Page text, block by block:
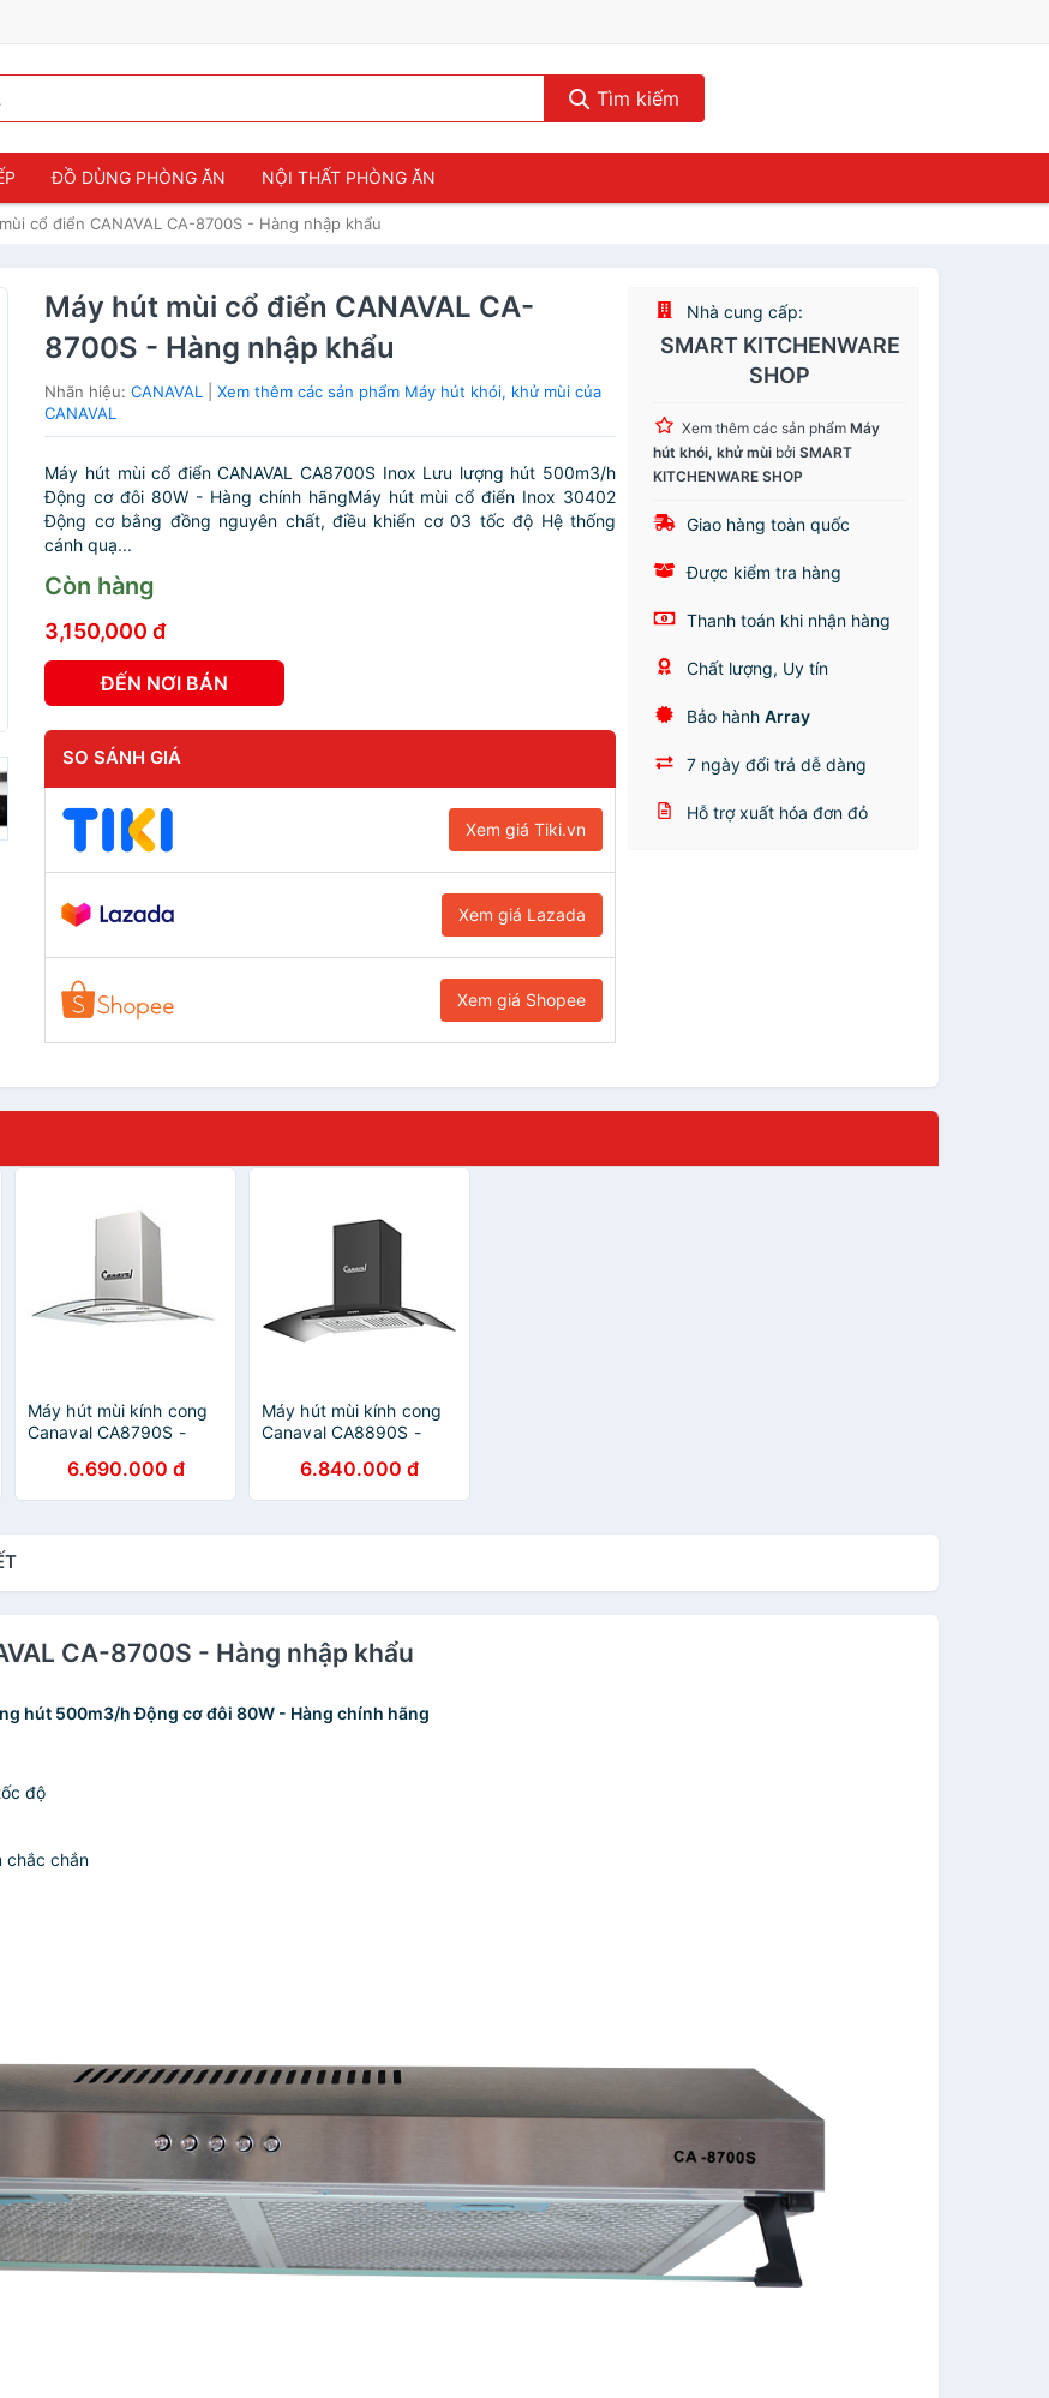
Tìm kiếm
ĐỒ DÙNG PHÒNG ĂN NỘI THẤT PHÒNG ĂN
cổ điển CANAVAL CA-8700S - Hàng nhập khẩu
Máy hút mùi cổ điển CANAVAL CA-
8700S - Hàng nhập khẩu
Nhãn hiệu:CANAVAL |Xem thêm các sản phẩm Máy hút khói, khử mùi của
CANAVAL
Máy hút mùi cổ điển CANAVAL CA8700S Inox Lưu lượng hút 500m3/h
Động cơ đôi 80W - Hàng chính hãngMáy hút mùi cổ điển Inox 30402
Động cơ bằng đồng nguyên chất, điều khiển cơ 03 tốc độ Hệ thống
cánh quạ...
Còn hàng
3,150,000 đ
ĐẾN NƠI BÁN
SO SÁNH GIÁ
Xem giá Tiki.vn
Xem giá Lazada
Xem giá Shopee
Nhà cung cấp:
SMART KITCHENWARE
SHOP
Xem thêm các sản phẩmMáy
hút khói, khử mùi bởiSMART
KITCHENWARE SHOP
Giao hàng toàn quốc
Được kiểm tra hàng
Thanh toán khi nhận hàng
Chất lượng, Uy tín
Bảo hànhArray
7 ngày đổi trả dễ dàng
Hỗ trợ xuất hóa đơn đỏ
Máy hút mùi kính cong
Canaval CA8790S -
6.690.000 đ
Máy hút mùi kính cong
Canaval CA8890S -
6.840.000 đ
CA-8700S - Hàng nhập khẩu
hút 500m3/h Động cơ đôi 80W - Hàng chính hãng
độ
chắc chắn